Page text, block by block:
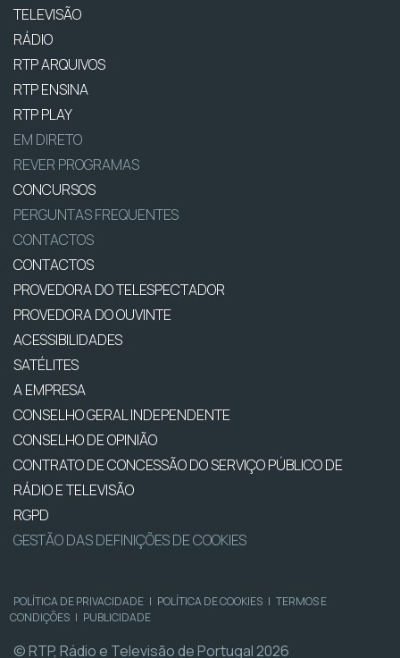
TELEVISÃO
RÁDIO
RTP ARQUIVOS
RTP ENSINA
RTP PLAY
EM DIRETO
REVER PROGRAMAS
CONCURSOS
PERGUNTAS FREQUENTES
CONTACTOS
CONTACTOS
PROVEDORA DO TELESPECTADOR
PROVEDORA DO OUVINTE
ACESSIBILIDADES
SATÉLITES
A EMPRESA
CONSELHO GERAL INDEPENDENTE
CONSELHO DE OPINIÃO
CONTRATO DE CONCESSÃO DO SERVIÇO PÚBLICO DE
RÁDIO E TELEVISÃO
RGPD
GESTÃO DAS DEFINIÇÕES DE COOKIES
POLÍTICA DE PRIVACIDADE | POLÍTICA DE COOKIES | TERMOS E
CONDIÇÕES | PUBLICIDADE
© RTP, Rádio e Televisão de Portugal 2026